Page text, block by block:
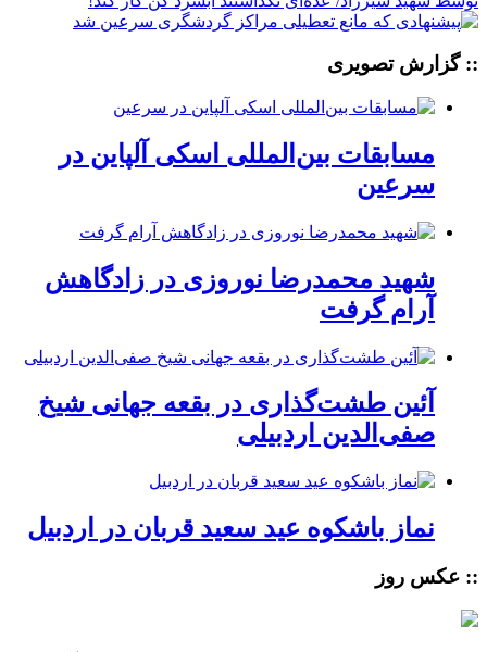
:: گزارش تصویری
مسابقات بین‌المللی اسکی آلپاین در
سرعین
شهید محمدرضا نوروزی در زادگاهش
آرام گرفت
آئین طشت‌گذاری در بقعه جهانی شیخ
صفی‌الدین اردبیلی
نماز باشکوه عید سعید قربان در اردبیل
:: عکس روز